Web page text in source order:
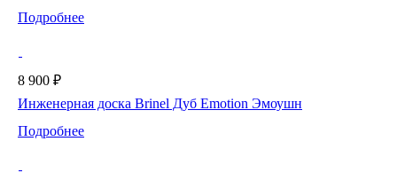
Подробнее
8 900 ₽
Инженерная доска Brinel Дуб Emotion Эмоушн
Подробнее